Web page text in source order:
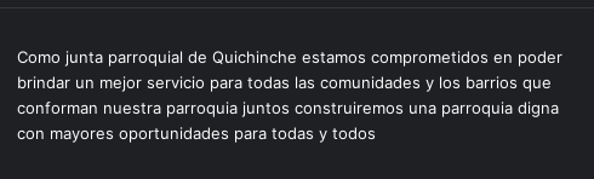
Como junta parroquial de Quichinche estamos comprometidos en poder
brindar un mejor servicio para todas las comunidades y los barrios que
conforman nuestra parroquia juntos construiremos una parroquia digna
con mayores oportunidades para todas y todos